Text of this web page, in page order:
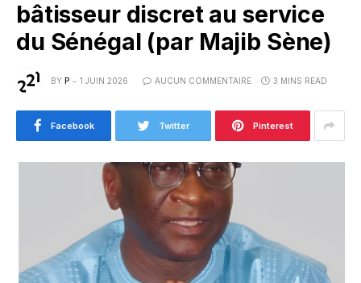
bâtisseur discret au service
du Sénégal (par Majib Sène)
BY P 1 JUIN 2026 AUCUN COMMENTAIRE 3 MINS READ
Facebook Twitter Pinterest